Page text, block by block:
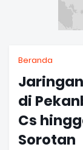
Beranda
di
Cs
Sorotan